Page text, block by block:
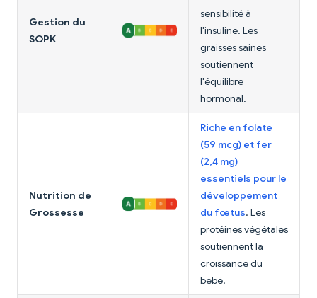
Gestion du
SOPK
sensibilité à
l'insuline. Les
graisses saines
soutiennent
l'équilibre
hormonal.
Nutrition de
Grossesse
Riche en folate
(59 mcg) et fer
(2,4 mg)
essentiels pour le
développement
du fœtus. Les
protéines végétales
soutiennent la
croissance du
bébé.